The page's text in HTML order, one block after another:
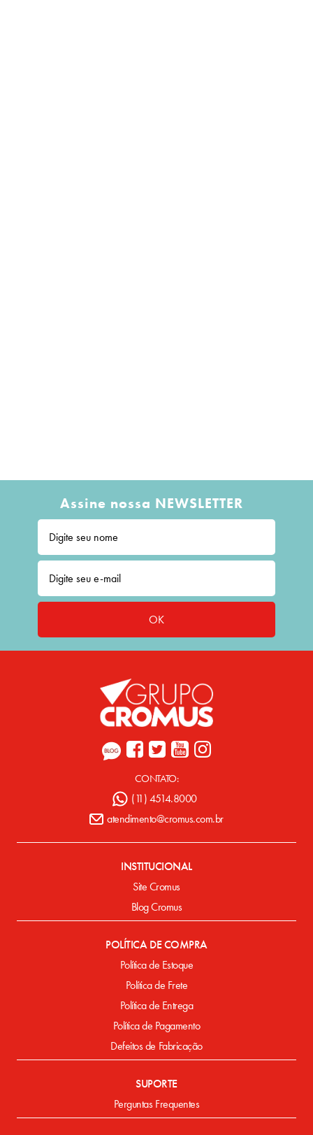
Assine nossa NEWSLETTER
OK
CONTATO:
(11) 4514.8000
atendimento@cromus.com.br
INSTITUCIONAL
Site Cromus
Blog Cromus
POLÍTICA DE COMPRA
Política de Estoque
Política de Frete
Política de Entrega
Política de Pagamento
Defeitos de Fabricação
SUPORTE
Perguntas Frequentes